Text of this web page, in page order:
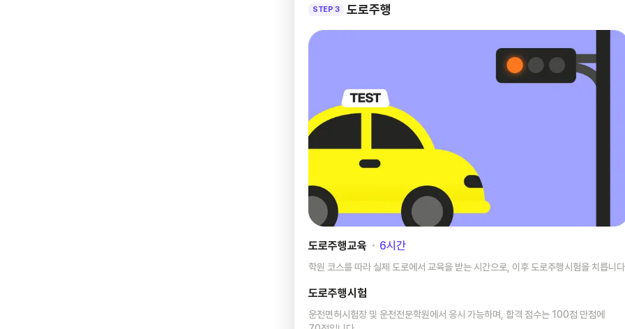
STEP 3 도로주행
도로주행교육 ･ 6시간
학원 코스를 따라 실제 도로에서 교육을 받는 시간으로, 이후 도로주행시험을 치릅니
도로주행시험
운전면허시험장 및 운전전문학원에서 응시 가능하며, 합격 점수는 100점 만점에